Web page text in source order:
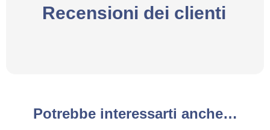
Recensioni dei clienti
Potrebbe interessarti anche…